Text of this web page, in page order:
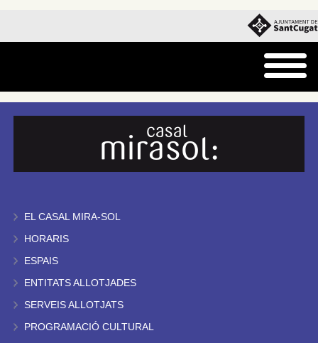
EL CASAL MIRA-SOL
HORARIS
ESPAIS
ENTITATS ALLOTJADES
SERVEIS ALLOTJATS
PROGRAMACIÓ CULTURAL